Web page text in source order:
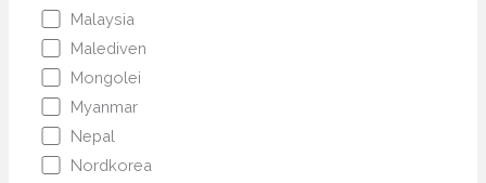
Malaysia
Malediven
Mongolei
Myanmar
Nepal
Nordkorea